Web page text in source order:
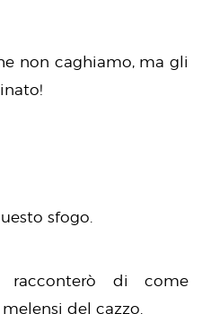
non caghiamo, ma gli
sfogo.
racconterò di come
del cazzo.